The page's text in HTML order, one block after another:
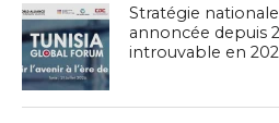
Stratégie nationale
annoncée depuis
introuvable en